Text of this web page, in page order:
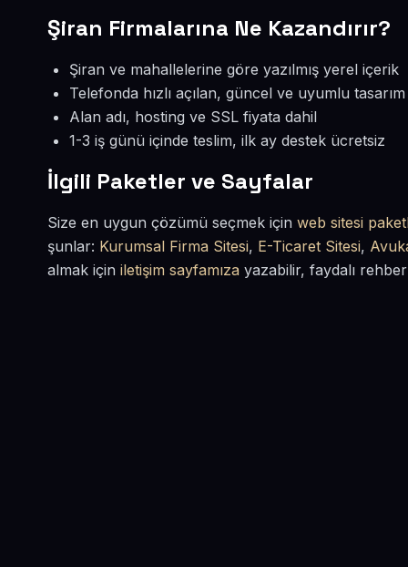
Şiran Firmalarına Ne Kazandırır?
Şiran ve mahallelerine göre yazılmış yerel içerik
Telefonda hızlı açılan, güncel ve uyumlu tasarım
Alan adı, hosting ve SSL fiyata dahil
1-3 iş günü içinde teslim, ilk ay destek ücretsiz
İlgili Paketler ve Sayfalar
Size en uygun çözümü seçmek için web sitesi
şunlar: Kurumsal Firma Sitesi, E-Ticaret Sitesi,
almak için iletişim sayfamıza yazabilir, faydalı